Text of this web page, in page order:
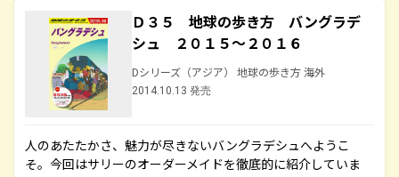
Ｄ３５ 地球の歩き方 バングラデ
シュ ２０１５～２０１６
Dシリーズ（アジア） 地球の歩き方 海外
2014.10.13 発売
人のあたたかさ、魅力が尽きないバングラデシュへようこ
そ。今回はサリーのオーダーメイドを徹底的に紹介していま